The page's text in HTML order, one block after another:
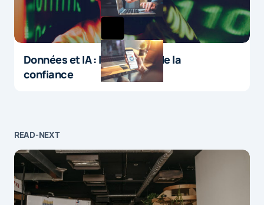
Données et IA : le paradoxe de la
confiance
READ-NEXT